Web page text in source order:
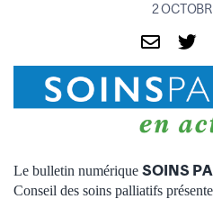
2
Le bulletin numérique SOINS
Conseil des soins palliatifs